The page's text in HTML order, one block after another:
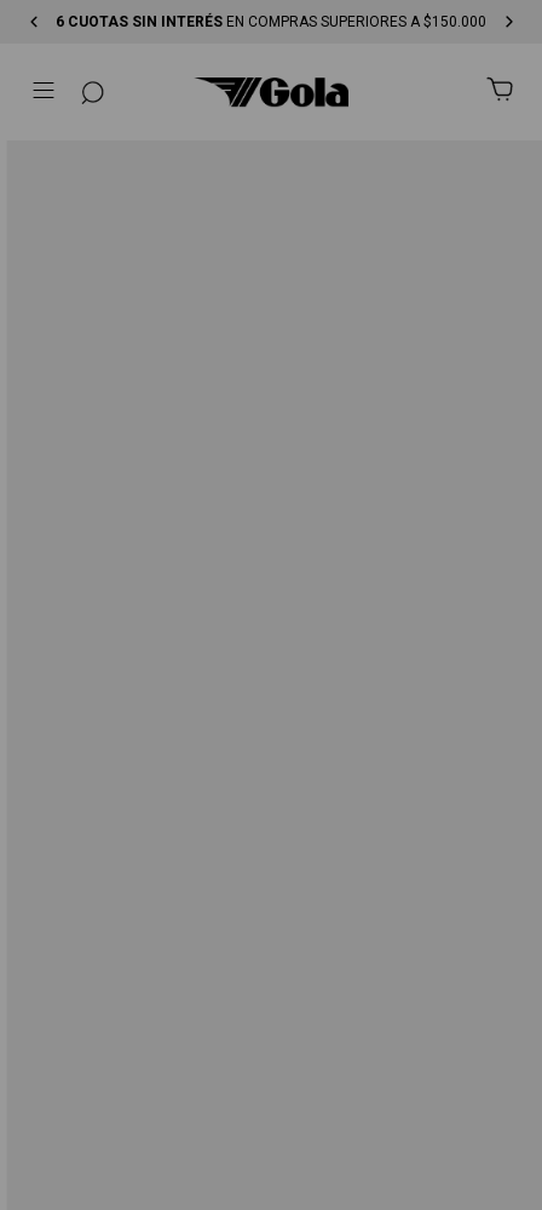
ENVÍO GRATISEN COMPRAS SUPERIORES A $250.000-